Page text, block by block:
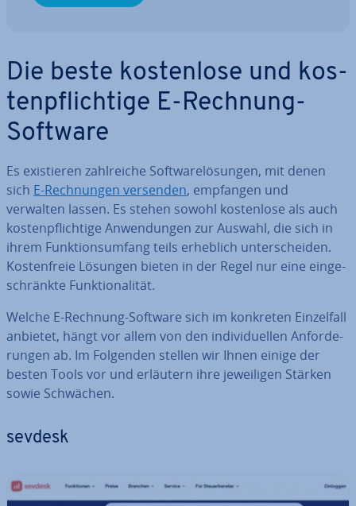
Die beste kos­ten­lo­se und kos­
ten­pflich­ti­ge E-Rechnung-
Software
Es exis­tie­ren zahl­rei­che Soft­ware­lö­sun­gen, mit denen
sich E-Rech­nun­gen versenden, empfangen und
verwalten lassen. Es stehen sowohl kos­ten­lo­se als auch
kos­ten­pflich­ti­ge An­wen­dun­gen zur Auswahl, die sich in
ihrem Funk­ti­ons­um­fang teils erheblich un­ter­schei­den.
Kos­ten­freie Lösungen bieten in der Regel nur eine ein­ge­
schränk­te Funk­tio­na­li­tät.
Welche E-Rechnung-Software sich im konkreten Ein­zel­fall
anbietet, hängt vor allem von den in­di­vi­du­el­len An­for­de­
run­gen ab. Im Folgenden stellen wir Ihnen einige der
besten Tools vor und erläutern ihre je­wei­li­gen Stärken
sowie Schwächen.
sevdesk